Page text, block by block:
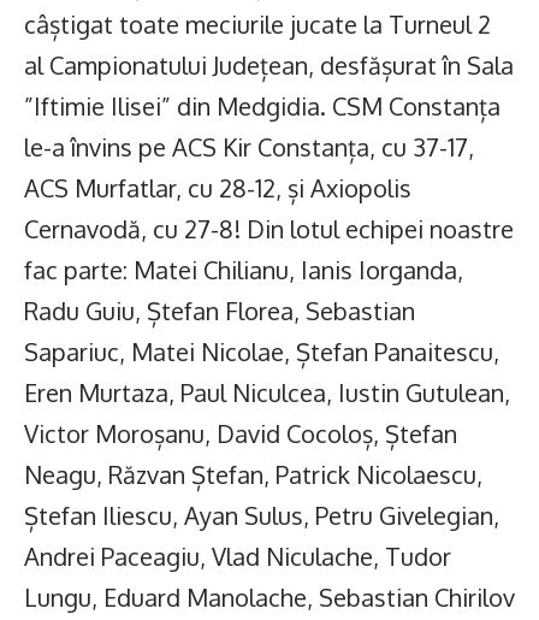
câștigat toate meciurile jucate la Turneul 2
al Campionatului Județean, desfășurat în Sala
”Iftimie Ilisei” din Medgidia. CSM Constanța
le-a învins pe ACS Kir Constanța, cu 37-17,
ACS Murfatlar, cu 28-12, și Axiopolis
Cernavodă, cu 27-8! Din lotul echipei noastre
fac parte: Matei Chilianu, Ianis Iorganda,
Radu Guiu, Ștefan Florea, Sebastian
Sapariuc, Matei Nicolae, Ștefan Panaitescu,
Eren Murtaza, Paul Niculcea, Iustin Gutulean,
Victor Moroșanu, David Cocoloș, Ștefan
Neagu, Răzvan Ștefan, Patrick Nicolaescu,
Ștefan Iliescu, Ayan Sulus, Petru Givelegian,
Andrei Paceagiu, Vlad Niculache, Tudor
Lungu, Eduard Manolache, Sebastian Chirilov